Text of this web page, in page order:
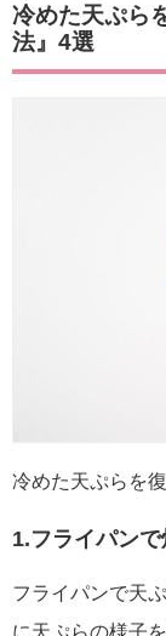
冷めた天ぷら
法』4選
冷めた天ぷらを
1.フライパンで
フライパンで天
に天ぷらの様子